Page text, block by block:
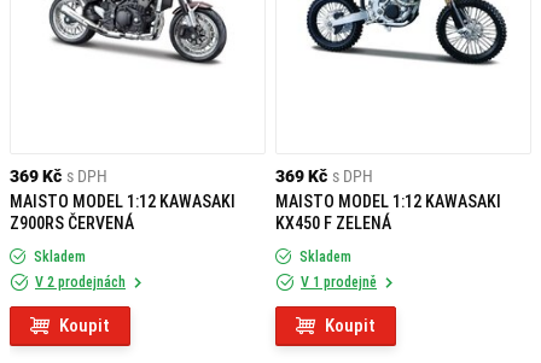
369 Kč s DPH
MAISTO MODEL 1:12 KAWASAKI
Z900RS ČERVENÁ
Skladem
V 2 prodejnách
Koupit
369 Kč s DPH
MAISTO MODEL 1:12 KAWASAKI
KX450 F ZELENÁ
Skladem
V 1 prodejně
Koupit